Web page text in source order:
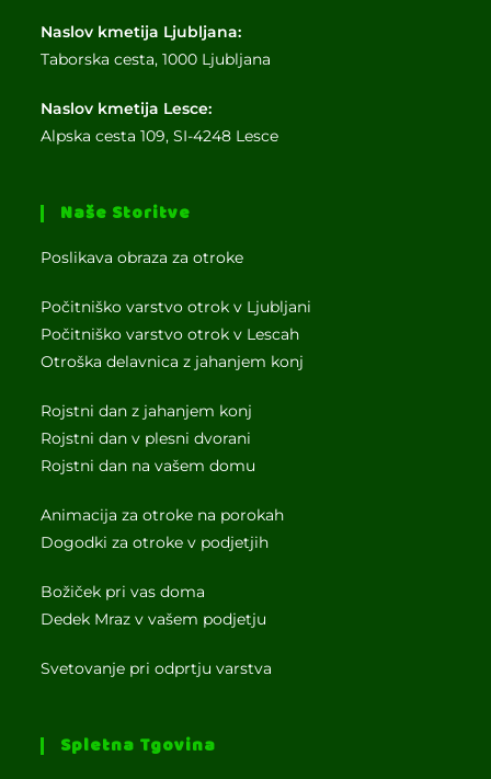
Naslov kmetija Ljubljana:
Taborska cesta, 1000 Ljubljana
Naslov kmetija Lesce:
Alpska cesta 109, SI-4248 Lesce
Naše Storitve
Poslikava obraza za otroke
Počitniško varstvo otrok v Ljubljani
Počitniško varstvo otrok v Lescah
Otroška delavnica z jahanjem konj
Rojstni dan z jahanjem konj
Rojstni dan v plesni dvorani
Rojstni dan na vašem domu
Animacija za otroke na porokah
Dogodki za otroke v podjetjih
Božiček pri vas doma
Dedek Mraz v vašem podjetju
Svetovanje pri odprtju varstva
Spletna Tgovina